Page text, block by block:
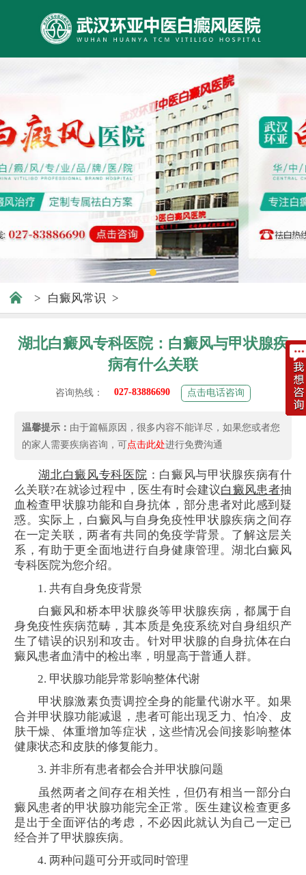
> 白癜风常识 >
湖北白癜风专科医院：白癜风与甲状腺疾
病有什么关联
咨询热线： 027-83886690 点击电话咨询
温馨提示： 由于篇幅原因，很多内容不能详尽，如果您或者您
的家人需要疾病咨询，可点击此处进行免费沟通
湖北白癜风专科医院 ：白癜风与甲状腺疾病有什
么关联?在就诊过程中，医生有时会建议白癜风患者抽
血检查甲状腺功能和自身抗体，部分患者对此感到疑
惑。实际上，白癜风与自身免疫性甲状腺疾病之间存
在一定关联，两者有共同的免疫学背景。了解这层关
系，有助于更全面地进行自身健康管理。湖北白癜风
专科医院为您介绍。
1. 共有自身免疫背景
白癜风和桥本甲状腺炎等甲状腺疾病，都属于自
身免疫性疾病范畴，其本质是免疫系统对自身组织产
生了错误的识别和攻击。针对甲状腺的自身抗体在白
癜风患者血清中的检出率，明显高于普通人群。
2. 甲状腺功能异常影响整体代谢
甲状腺激素负责调控全身的能量代谢水平。如果
合并甲状腺功能减退，患者可能出现乏力、怕冷、皮
肤干燥、体重增加等症状，这些情况会间接影响整体
健康状态和皮肤的修复能力。
3. 并非所有患者都会合并甲状腺问题
虽然两者之间存在相关性，但仍有相当一部分白
癜风患者的甲状腺功能完全正常。医生建议检查更多
是出于全面评估的考虑，不必因此就认为自己一定已
经合并了甲状腺疾病。
4. 两种问题可分开或同时管理